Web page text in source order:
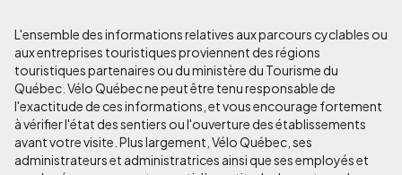
L'ensemble des informations relatives aux parcours cyclables ou
aux entreprises touristiques proviennent des régions
touristiques partenaires ou du ministère du Tourisme du
Québec. Vélo Québec ne peut être tenu responsable de
l'exactitude de ces informations, et vous encourage fortement
à vérifier l'état des sentiers ou l'ouverture des établissements
avant votre visite. Plus largement, Vélo Québec, ses
administrateurs et administratrices ainsi que ses employés et